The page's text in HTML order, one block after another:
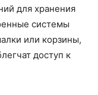
для хранения
системы
или корзины,
доступ к